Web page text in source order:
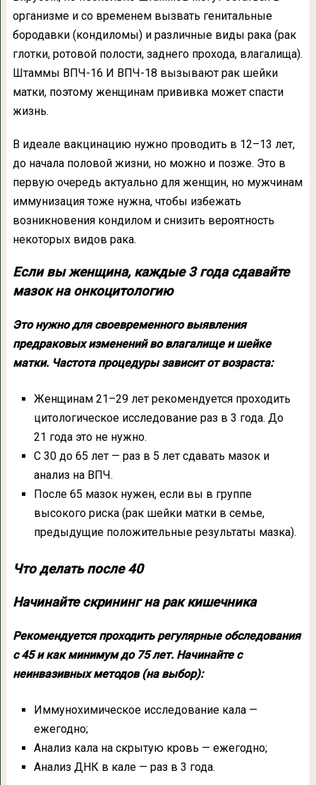
организме и со временем вызвать генитальные
бородавки (кондиломы) и различные виды рака (рак
глотки, ротовой полости, заднего прохода, влагалища).
Штаммы ВПЧ-16 И ВПЧ-18 вызывают рак шейки
матки, поэтому женщинам прививка может спасти
жизнь.
В идеале вакцинацию нужно проводить в 12–13 лет,
до начала половой жизни, но можно и позже. Это в
первую очередь актуально для женщин, но мужчинам
иммунизация тоже нужна, чтобы избежать
возникновения кондилом и снизить вероятность
некоторых видов рака.
Если вы женщина, каждые 3 года сдавайте
мазок на онкоцитологию
Это нужно для своевременного выявления
предраковых изменений во влагалище и шейке
матки. Частота процедуры зависит от возраста:
Женщинам 21–29 лет рекомендуется проходить
цитологическое исследование раз в 3 года. До
21 года это не нужно.
С 30 до 65 лет — раз в 5 лет сдавать мазок и
анализ на ВПЧ.
После 65 мазок нужен, если вы в группе
высокого риска (рак шейки матки в семье,
предыдущие положительные результаты мазка).
Что делать после 40
Начинайте скрининг на рак кишечника
Рекомендуется проходить регулярные обследования
с 45 и как минимум до 75 лет. Начинайте с
неинвазивных методов (на выбор):
Иммунохимическое исследование кала —
ежегодно;
Анализ кала на скрытую кровь — ежегодно;
Анализ ДНК в кале — раз в 3 года.